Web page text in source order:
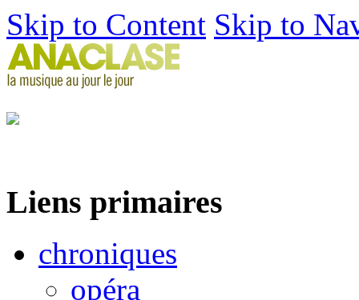
Skip to Content Skip to
Liens primaires
chroniques
opéra